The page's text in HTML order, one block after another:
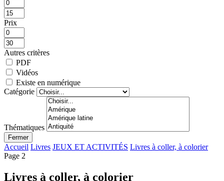
Prix
Autres critères
PDF
Vidéos
Existe en numérique
Catégorie
Thématiques
Fermer
Accueil Livres JEUX ET ACTIVITÉS Livres à coller, à colorier
Page 2
Livres à coller, à colorier